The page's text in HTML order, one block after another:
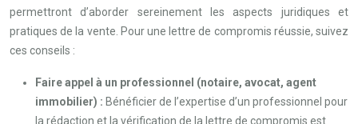
permettront d’aborder sereinement les aspects juridiques et
pratiques de la vente. Pour une lettre de compromis réussie, suivez
ces conseils :
Faire appel à un professionnel (notaire, avocat, agent
immobilier) : Bénéficier de l’expertise d’un professionnel pour
la rédaction et la vérification de la lettre de compromis est